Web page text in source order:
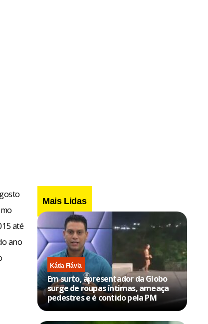
até
ano
Mais Lidas
Kátia Flávia
Em surto, apresentador da Globo
surge de roupas íntimas, ameaça
pedestres e é contido pela PM